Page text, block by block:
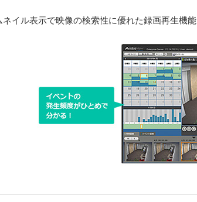
イル表示で映像の検索性に優れた録画再生機能